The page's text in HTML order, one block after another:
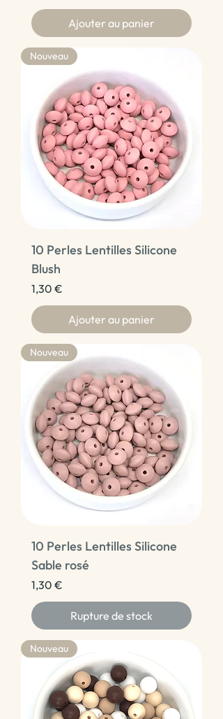
Ajouter au panier
Nouveau
10 Perles Lentilles Silicone
Blush
Prix
1,30 €
Ajouter au panier
Nouveau
10 Perles Lentilles Silicone
Sable rosé
Prix
1,30 €
Rupture de stock
Nouveau